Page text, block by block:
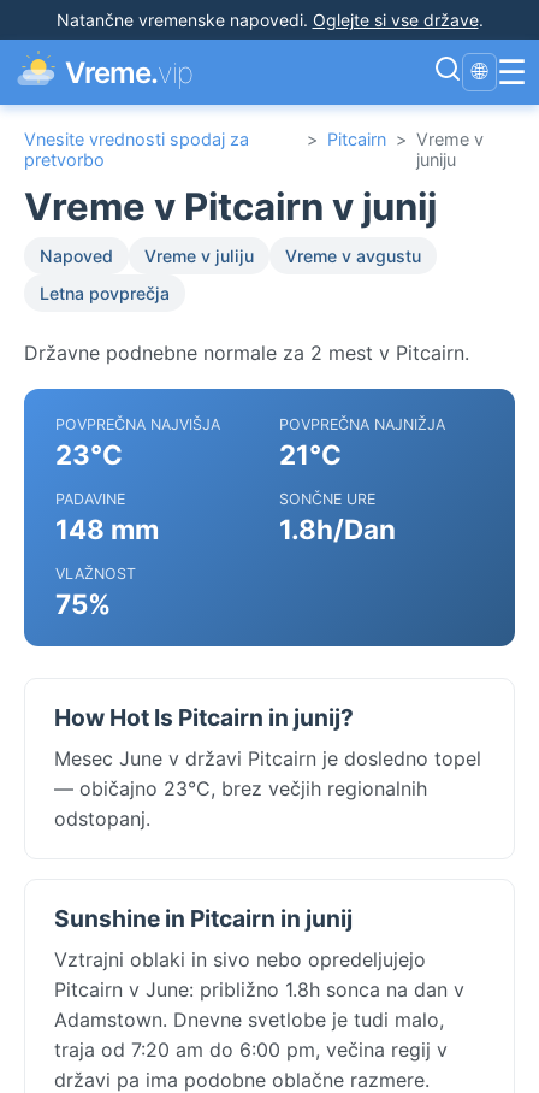
Natančne vremenske napovedi. Oglejte si vse države.
Vreme.vip 🌐 ☰
Vnesite vrednosti spodaj za
pretvorbo
> Pitcairn > Vreme v
juniju
Vreme v Pitcairn v junij
Napoved Vreme v juliju
Vreme v avgustu
Letna povprečja
Državne podnebne normale za 2 mest v Pitcairn.
POVPREČNA NAJVIŠJA
23°C
POVPREČNA NAJNIŽJA
21°C
PADAVINE
148 mm
SONČNE URE
1.8h/Dan
VLAŽNOST
75%
How Hot Is Pitcairn in junij?
Mesec June v državi Pitcairn je dosledno topel
— običajno 23°C, brez večjih regionalnih
odstopanj.
Sunshine in Pitcairn in junij
Vztrajni oblaki in sivo nebo opredeljujejo
Pitcairn v June: približno 1.8h sonca na dan v
Adamstown. Dnevne svetlobe je tudi malo,
traja od 7:20 am do 6:00 pm, večina regij v
državi pa ima podobne oblačne razmere.